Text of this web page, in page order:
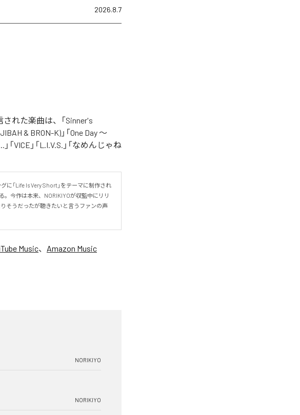
2026.8.7
された楽曲は、「Sinner's
& BRON-K)」「One Day ～
「VICE」「L.I.V.S.」「なめんじゃね
「Life Is Very Short」をテーマに制作され
。今作は本来、NORIKIYOが収監中にリリ
そうだったが聴きたいと言うファンの声
Music、 Amazon Music
NORIKIYO
NORIKIYO